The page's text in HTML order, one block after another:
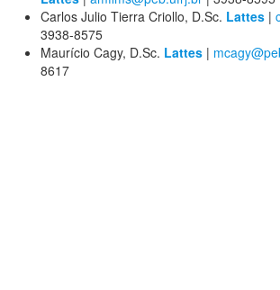
Carlos Julio Tierra Criollo, D.Sc. Lattes |
3938-8575
Maurício Cagy, D.Sc. Lattes |
8617